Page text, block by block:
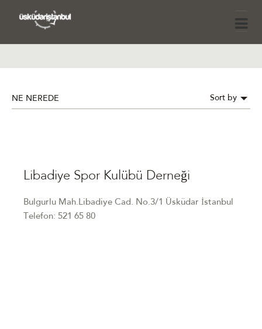
NE NEREDE Sort by
Libadiye Spor Kulübü Derneği
Bulgurlu Mah.Libadiye Cad. No.3/1 Üsküdar İstanbul
Telefon: 521 65 80